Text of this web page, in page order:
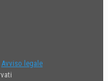
Avviso legale